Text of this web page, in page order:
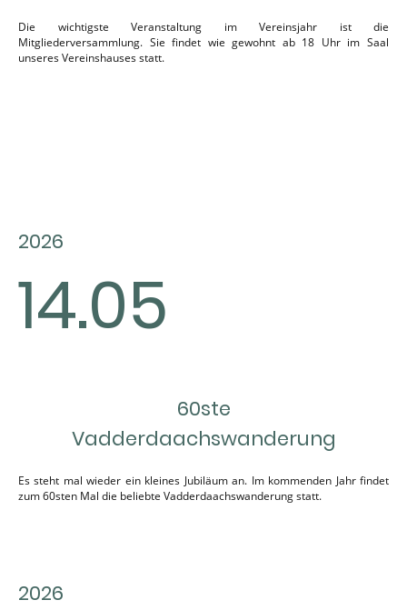
Die wichtigste Veranstaltung im Vereinsjahr ist die
Mitgliederversammlung. Sie findet wie gewohnt ab 18 Uhr im Saal
unseres Vereinshauses statt.
2026
14.05
60ste
Vadderdaachswanderung
Es steht mal wieder ein kleines Jubiläum an. Im kommenden Jahr findet
zum 60sten Mal die beliebte Vadderdaachswanderung statt.
2026